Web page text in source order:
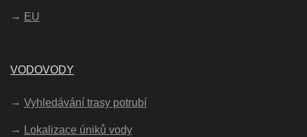
EU
VODOVODY
Vyhledávání trasy potrubí
Lokalizace úniků vody